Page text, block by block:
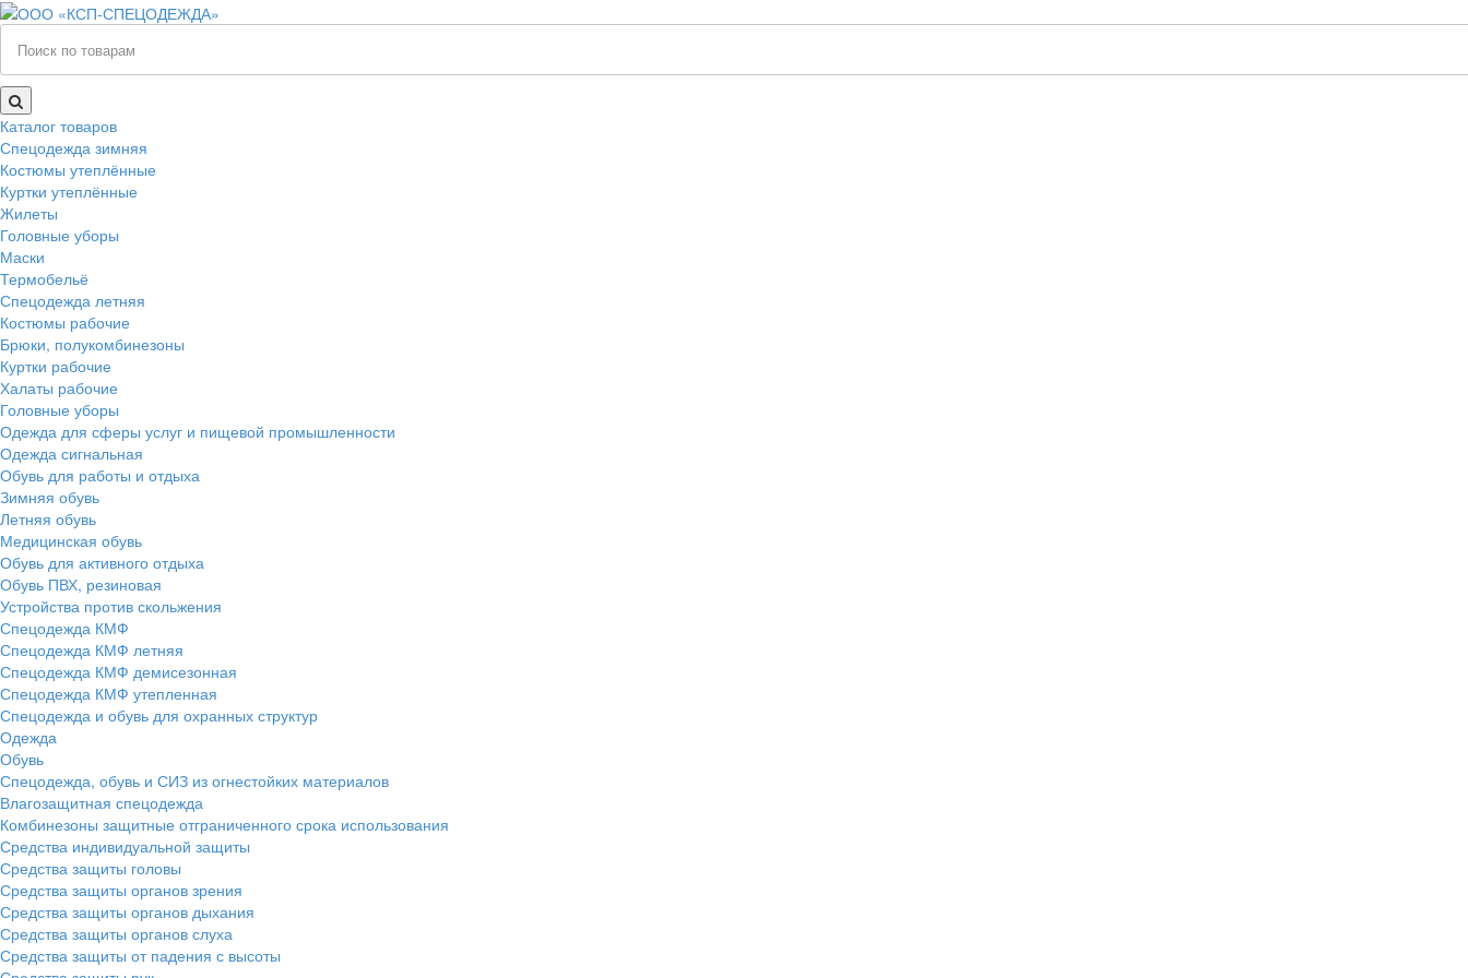
Каталог товаров
Спецодежда зимняя
Костюмы утеплённые
Куртки утеплённые
Жилеты
Головные уборы
Маски
Термобельё
Спецодежда летняя
Костюмы рабочие
Брюки, полукомбинезоны
Куртки рабочие
Халаты рабочие
Головные уборы
Одежда для сферы услуг и пищевой промышленности
Одежда сигнальная
Обувь для работы и отдыха
Зимняя обувь
Летняя обувь
Медицинская обувь
Обувь для активного отдыха
Обувь ПВХ, резиновая
Устройства против скольжения
Спецодежда КМФ
Спецодежда КМФ летняя
Спецодежда КМФ демисезонная
Спецодежда КМФ утепленная
Спецодежда и обувь для охранных структур
Одежда
Обувь
Спецодежда, обувь и СИЗ из огнестойких материалов
Влагозащитная спецодежда
Комбинезоны защитные отграниченного срока использования
Средства индивидуальной защиты
Средства защиты головы
Средства защиты органов зрения
Средства защиты органов дыхания
Средства защиты органов слуха
Средства защиты от падения с высоты